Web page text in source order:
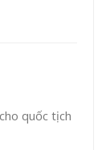
quốc tịch